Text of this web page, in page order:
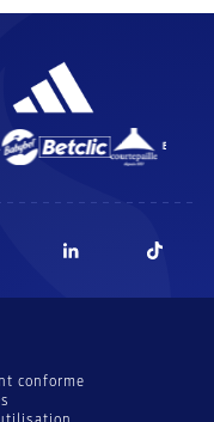
conforme